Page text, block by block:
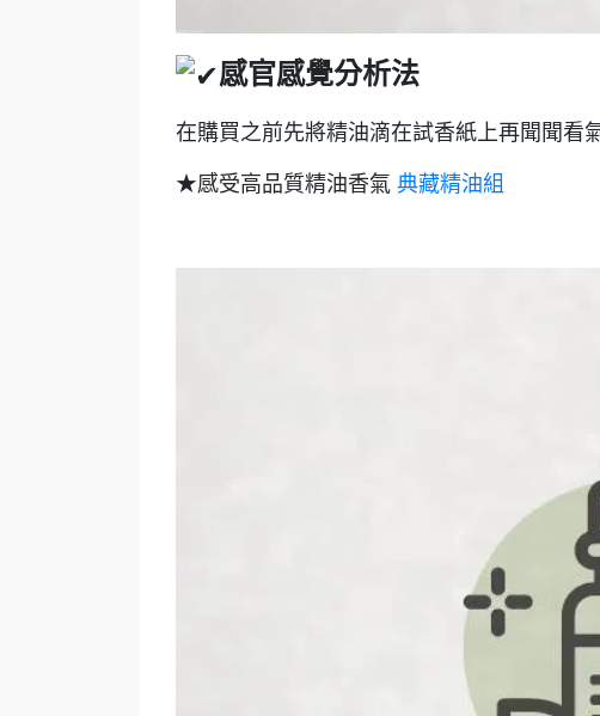
感官感覺分析法
在購買之前先將精油滴在試香紙上再聞聞看
★感受高品質精油香氣 典藏精油組